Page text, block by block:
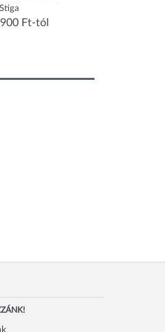
ST1)
Stiga
Ft-tól